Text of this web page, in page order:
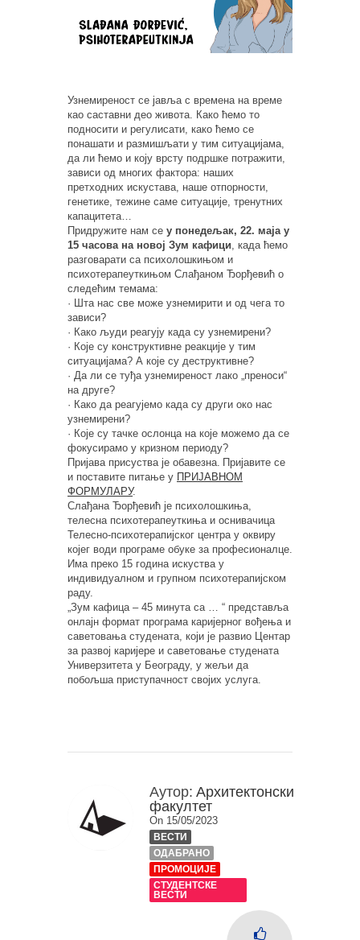
Узнемиреност се јавља с времена на време
као саставни део живота. Како ћемо то
подносити и регулисати, како ћемо се
понашати и размишљати у тим ситуацијама,
да ли ћемо и коју врсту подршке потражити,
зависи од многих фактора: наших
претходних искустава, наше отпорности,
генетике, тежине саме ситуације, тренутних
капацитета…
Придружите нам се у понедељак, 22. маја у
15 часова на новој Зум кафици, када ћемо
разговарати са психолошкињом и
психотерапеуткињом Слађаном Ђорђевић о
следећим темама:
· Шта нас све може узнемирити и од чега то
зависи?
· Како људи реагују када су узнемирени?
· Које су конструктивне реакције у тим
ситуацијама? А које су деструктивне?
· Да ли се туђа узнемиреност лако „преноси“
на друге?
· Како да реагујемо када су други око нас
узнемирени?
· Које су тачке ослонца на које можемо да се
фокусирамо у кризном периоду?
Пријава присуства је обавезна. Пријавите се
и поставите питање у ПРИЈАВНОМ
ФОРМУЛАРУ.
Слађана Ђорђевић је психолошкиња,
телесна психотерапеуткиња и оснивачица
Телесно-психотерапијског центра у оквиру
којег води програме обуке за професионалце.
Има преко 15 година искуства у
индивидуалном и групном психотерапијском
раду.
„Зум кафица – 45 минута са … “ представља
онлајн формат програма каријерног вођења и
саветовања студената, који је развио Центар
за развој каријере и саветовање студената
Универзитета у Београду, у жељи да
побољша приступачност својих услуга.
Аутор: Архитектонски
факултет
On 15/05/2023
ВЕСТИ
ОДАБРАНО
ПРОМОЦИЈЕ
СТУДЕНТСКЕ
ВЕСТИ